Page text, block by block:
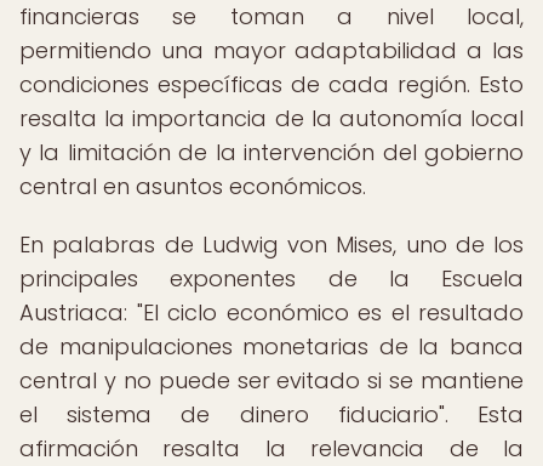
financieras se toman a nivel local,
permitiendo una mayor adaptabilidad a las
condiciones específicas de cada región. Esto
resalta la importancia de la autonomía local
y la limitación de la intervención del gobierno
central en asuntos económicos.
En palabras de Ludwig von Mises, uno de los
principales exponentes de la Escuela
Austriaca: "El ciclo económico es el resultado
de manipulaciones monetarias de la banca
central y no puede ser evitado si se mantiene
el sistema de dinero fiduciario". Esta
afirmación resalta la relevancia de la